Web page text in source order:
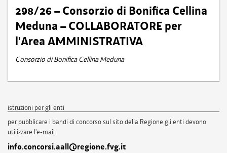
298/26 – Consorzio di Bonifica Cellina
Meduna – COLLABORATORE per
l'Area AMMINISTRATIVA
Consorzio di Bonifica Cellina Meduna
istruzioni per gli enti
per pubblicare i bandi di concorso sul sito della Regione gli enti devono
utilizzare l'e-mail
info.concorsi.aall@regione.fvg.it